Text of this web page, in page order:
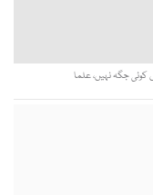
کوئی جگہ نہیں، علما